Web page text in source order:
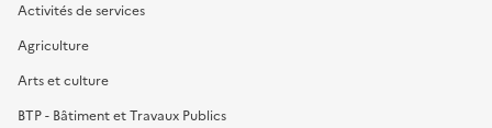
Activités de services
Agriculture
Arts et culture
BTP - Bâtiment et Travaux Publics